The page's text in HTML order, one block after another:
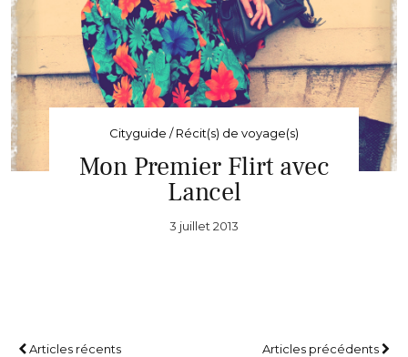
Cityguide / Récit(s) de voyage(s)
Mon Premier Flirt avec
Lancel
3 juillet 2013
Articles récents Articles précédents